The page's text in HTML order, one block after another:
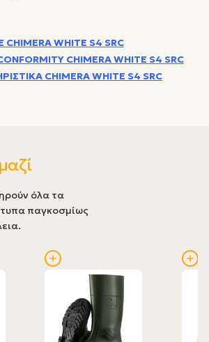
WHITE S4 SRC
CHIMERA WHITE S4 SRC
CHIMERA WHITE S4 SRC
μαζί
όλα τα
παγκοσμίως